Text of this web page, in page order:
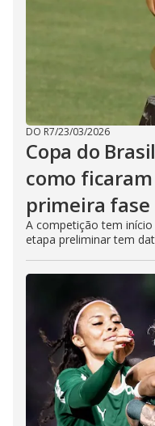
DO R7/23/03/2026
Copa do
como
primeira fase
A competição tem
etapa preliminar tem